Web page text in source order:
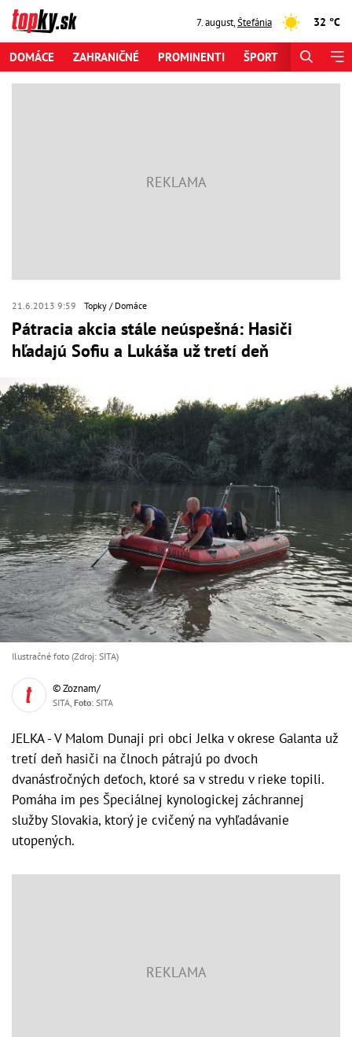
7. august,Štefánia 32 °C
DOMÁCE ZAHRANIČNÉ PROMINENTI ŠPORT
21.6.2013 9:59 Topky Domáce
Pátracia akcia stále neúspešná: Hasiči
hľadajú Sofiu a Lukáša už tretí deň
Ilustračné foto (Zdroj: SITA)
© Zoznam/
SITA, Foto: SITA
JELKA - V Malom Dunaji pri obci Jelka v okrese Galanta už
tretí deň hasiči na člnoch pátrajú po dvoch
dvanásťročných deťoch, ktoré sa v stredu v rieke topili.
Pomáha im pes Špeciálnej kynologickej záchrannej
služby Slovakia, ktorý je cvičený na vyhľadávanie
utopených.